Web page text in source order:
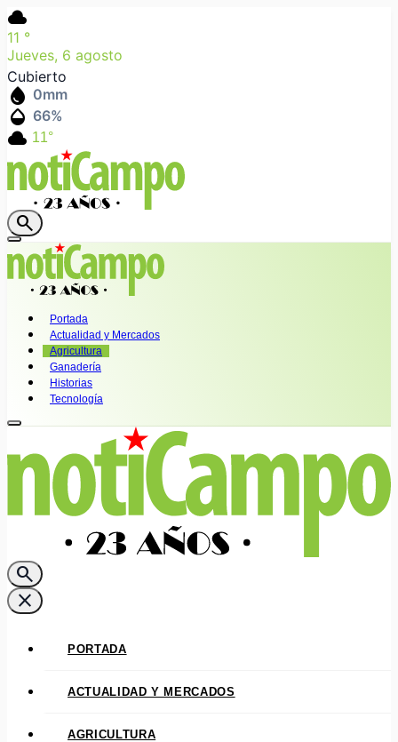
cloud
11 °
Jueves, 6 agosto
Cubierto
water_drop 0mm
humidity_mid 66%
cloud 11°
search
Portada
Actualidad y Mercados
Agricultura
Ganadería
Historias
Tecnología
search
close
PORTADA
ACTUALIDAD Y MERCADOS
AGRICULTURA